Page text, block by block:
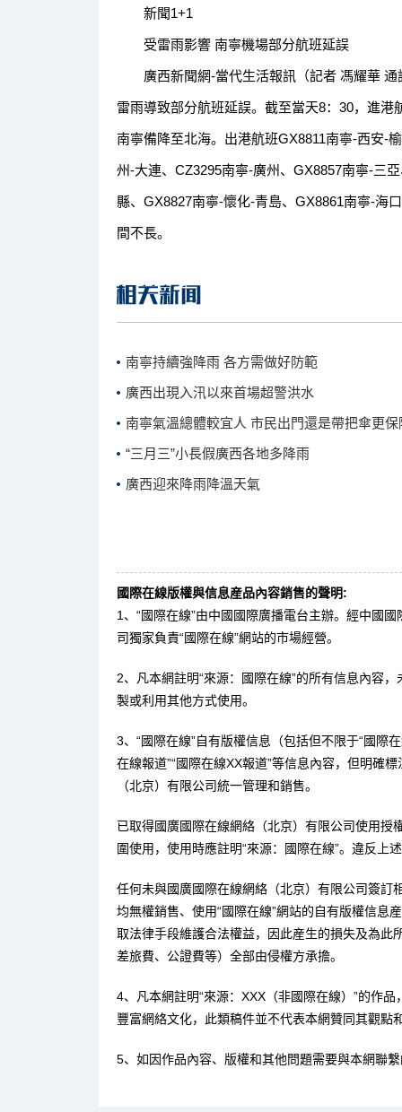
新聞1+1
受雷雨影響 南寧機場部分航班延誤
廣西新聞網-當代生活報訊（記者 馮耀華 通
雷雨導致部分航班延誤。截至當天8：30，進
南寧備降至北海。出港航班GX8811南寧-西安-
州-大連、CZ3295南寧-廣州、GX8857南寧-三
縣、GX8827南寧-懷化-青島、GX8861南寧-海
間不長。
南寧持續強降雨 各方需做好防範
廣西出現入汛以來首場超警洪水
南寧氣溫總體較宜人 市民出門還是帶把傘更保
“三月三”小長假廣西各地多降雨
廣西迎來降雨降溫天氣
國際在線版權與信息産品內容銷售的聲明:
1、“國際在線”由中國國際廣播電台主辦。經中國
司獨家負責“國際在線”網站的市場經營。
2、凡本網註明“來源：國際在線”的所有信息內容
製或利用其他方式使用。
3、“國際在線”自有版權信息（包括但不限于“國際
在線報道”“國際在線XX報道”等信息內容，但明確
（北京）有限公司統一管理和銷售。
已取得國廣國際在線網絡（北京）有限公司使用
圍使用，使用時應註明“來源：國際在線”。違反上
任何未與國廣國際在線網絡（北京）有限公司簽訂
均無權銷售、使用“國際在線”網站的自有版權信息
取法律手段維護合法權益，因此産生的損失及為此
差旅費、公證費等）全部由侵權方承擔。
4、凡本網註明“來源：XXX（非國際在線）”的作
豐富網絡文化，此類稿件並不代表本網贊同其觀點
5、如因作品內容、版權和其他問題需要與本網聯